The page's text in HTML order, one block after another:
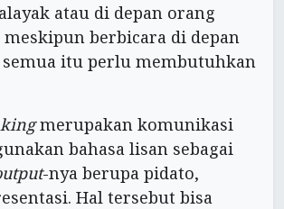
atau di depan orang
meskipun berbicara di depan
itu perlu membutuhkan
merupakan komunikasi
bahasa lisan sebagai
-nya berupa pidato,
Hal tersebut bisa